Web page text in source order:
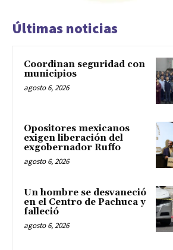
Últimas noticias
Coordinan seguridad con
municipios
agosto 6, 2026
Opositores mexicanos
exigen liberación del
exgobernador Ruffo
agosto 6, 2026
Un hombre se desvaneció
en el Centro de Pachuca y
falleció
agosto 6, 2026